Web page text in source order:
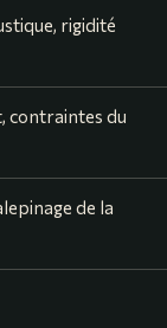
rigidité
contraintes du
de la